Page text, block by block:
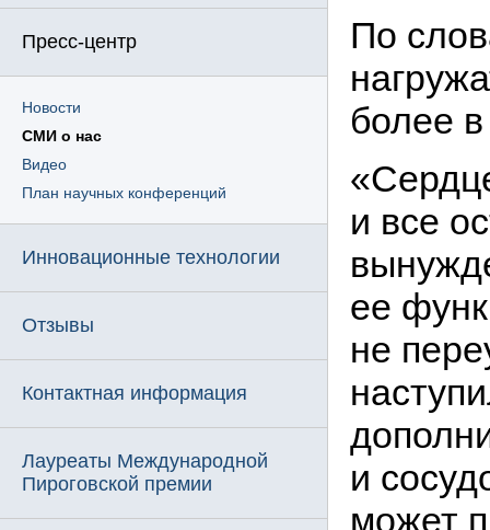
Пресс-центр
Новости
СМИ о нас
Видео
План научных конференций
Инновационные технологии
Отзывы
Контактная информация
Лауреаты Международной
Пироговской премии
По
более
и все
ее
не
и
может